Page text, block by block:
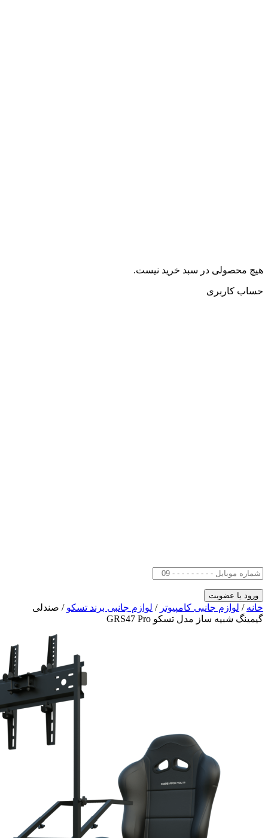
هیچ محصولی در سبد خرید نیست.
حساب کاربری
خانه / لوازم جانبی کامپیوتر / لوازم جانبی برند تسکو / صندلی
گیمینگ شبیه ساز مدل تسکو GRS47 Pro